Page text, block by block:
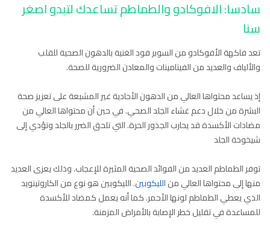
سادسا: الافوكادو والطماطم تساعدك لتبدو اصغر
سنا
تعد فاكهة الأفوكادو من السوبر فود الغنية بالدهون الصحية للقلب
والألياف والعديد من الفيتامينات والمعادن الضرورية للصحة.
إذ يساعد محتواها العالي من الدهون الأحادية غير المشبعة على تعزيز صحة
البشرة من خلال دعم غشاء الجلد الصحي. في حين أن محتواها العالي من
مضادات الأكسدة قد يحارب الجذور الحرة. التي تلحق الضرر بالجلد وتؤدي إلى
شيخوخة الجلد
توفر الطماطم العديد من الفوائد الصحية المثيرة للإعجاب. وذلك يعزى العديد
منها إلى محتواها العالي منالليكوبين.الليكوبين هو نوع من الكاروتينويد
الذي يعطي الطماطم لونها الأحمر. كما أنه يعمل كمضاد للأكسدة
للمساعدة في تقليل خطر الإصابة بالأمراض المزمنة.